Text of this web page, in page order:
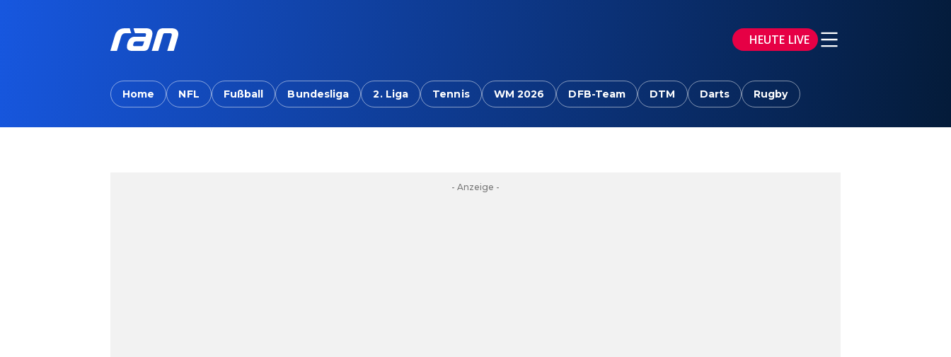
HEUTE LIVE
Home NFL Fußball Bundesliga 2. Liga Tennis WM 2026 DFB-Team DTM Darts Rugby
- Anzeige -